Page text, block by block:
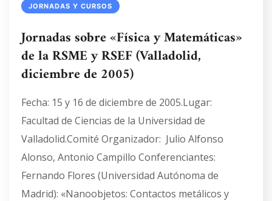
JORNADAS Y CURSOS
Jornadas sobre «Física y Matemáticas»
de la RSME y RSEF (Valladolid,
diciembre de 2005)
Fecha: 15 y 16 de diciembre de 2005.Lugar:
Facultad de Ciencias de la Universidad de
Valladolid.Comité Organizador: Julio Alfonso
Alonso, Antonio Campillo Conferenciantes:
Fernando Flores (Universidad Autónoma de
Madrid): «Nanoobjetos: Contactos metálicos y